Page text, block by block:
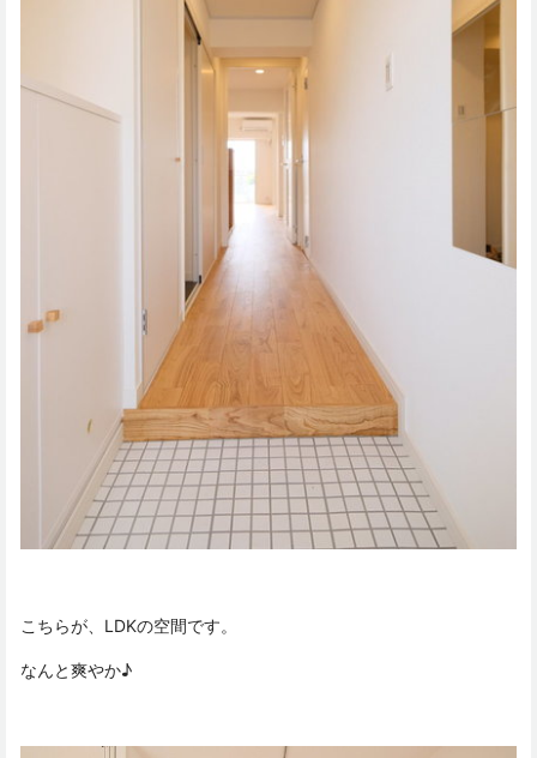
こちらが、LDKの空間です。
なんと爽やか♪